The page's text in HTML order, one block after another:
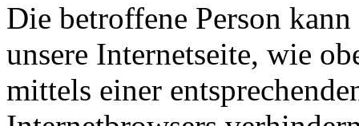
Die betroffene Person
unsere Internetseite, wie
mittels einer